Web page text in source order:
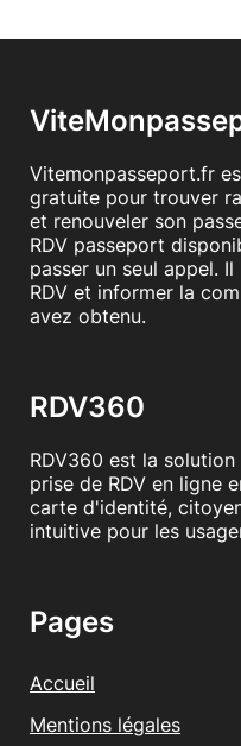
Vitemonpasseport.fr
gratuite pour trouver
et renouveler son
RDV passeport
passer un seul appel.
RDV et informer la
avez obtenu.
RDV360
RDV360 est la
prise de RDV en ligne
carte d'identité,
intuitive pour les
Pages
Accueil
Mentions légales